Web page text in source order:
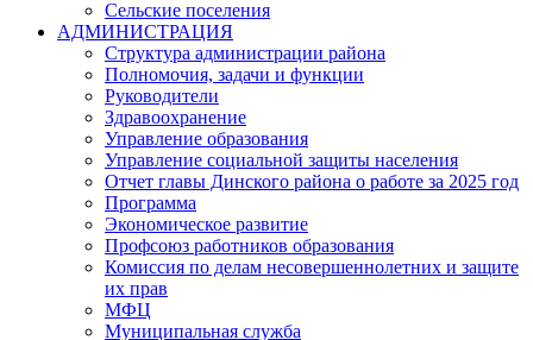
Сельские поселения
АДМИНИСТРАЦИЯ
Структура администрации района
Полномочия, задачи и функции
Руководители
Здравоохранение
Управление образования
Управление социальной защиты населения
Отчет главы Динского района о работе за 2025 год
Программа
Экономическое развитие
Профсоюз работников образования
Комиссия по делам несовершеннолетних и защите
их прав
МФЦ
Муниципальная служба